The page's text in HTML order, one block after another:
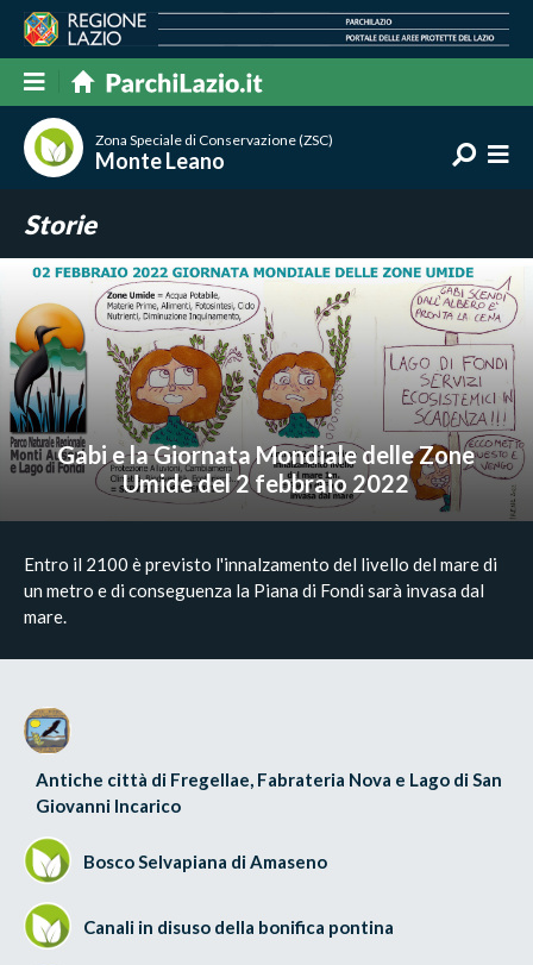
Zona Speciale di Conservazione (ZSC)
Monte Leano
Storie
Gabi e la Giornata Mondiale delle Zone
Umide del 2 febbraio 2022
Entro il 2100 è previsto l'innalzamento del livello del mare di
un metro e di conseguenza la Piana di Fondi sarà invasa dal
mare.
Antiche città di Fregellae, Fabrateria Nova e Lago di San
Giovanni Incarico
Bosco Selvapiana di Amaseno
Canali in disuso della bonifica pontina